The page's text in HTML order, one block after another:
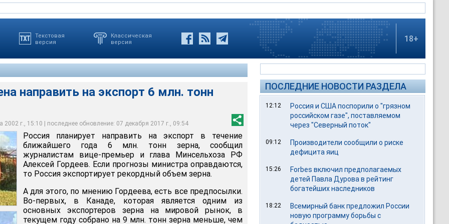
Текстовая
версия
Классическая
версия
18+
направить на экспорт 6 млн. тонн
2002 г., 15:10 | последнее обновление: 07 декабря 2017 г., 09:54
на экспорт 6 млн. тонн зерна
одним из механизмов стабилизации цен
Россия планирует направить на экспорт в течение
ближайшего года 6 млн. тонн зерна, сообщил
журналистам вице-премьер и глава Минсельхоза РФ
Алексей Гордеев. Если прогнозы министра оправдаются,
то Россия экспортирует рекордный объем зерна.
А для этого, по мнению Гордеева, есть все предпосылки.
Во-первых, в Канаде, которая является одним из
основных экспортеров зерна на мировой рынок, в
текущем году собрано на 9 млн. тонн зерна меньше, чем
ПОСЛЕДНИЕ НОВОСТИ РАЗДЕЛА
12:12
Россия и США поспорили о "грязном
российском газе", поставляемом
через "Северный поток"
09:12
Производители сообщили о риске
дефицита яиц
15:26
Forbes включил предполагаемых
детей Павла Дурова в рейтинг
богатейших наследников
18:22
Всемирный банк предложил России
новую программу борьбы с